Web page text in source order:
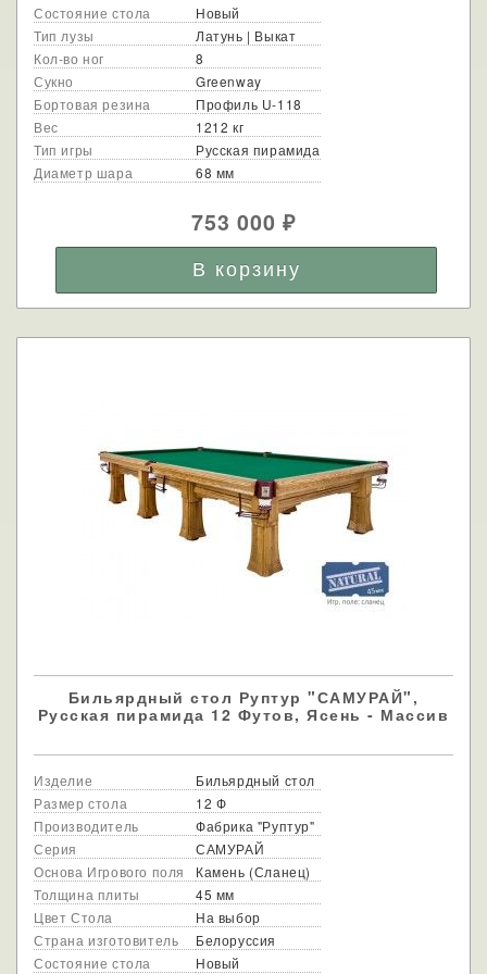
Состояние стола
Новый
Тип лузы
Латунь | Выкат
Кол-во ног
8
Сукно
Greenway
Бортовая резина
Профиль U-118
Вес
1212 кг
Тип игры
Русская пирамида
Диаметр шара
68 мм
753 000₽
Бильярдный стол Руптур "САМУРАЙ",
Русская пирамида 12 Футов, Ясень - Массив
Изделие
Бильярдный стол
Размер стола
12 Ф
Производитель
Фабрика "Руптур"
Серия
САМУРАЙ
Основа Игрового поля
Камень (Сланец)
Толщина плиты
45 мм
Цвет Стола
На выбор
Страна изготовитель
Белоруссия
Состояние стола
Новый